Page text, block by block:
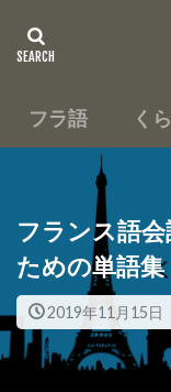
フラ語 く
フランス語
ための単語集
2019年11月15日